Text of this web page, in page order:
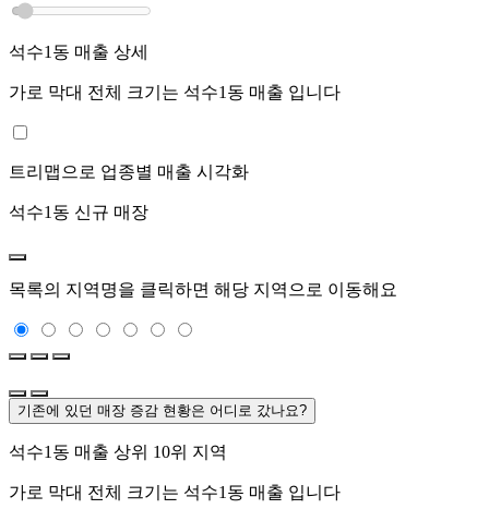
석수1동 매출 상세
가로 막대 전체 크기는 석수1동 매출 입니다
트리맵으로 업종별 매출 시각화
석수1동 신규 매장
목록의 지역명을 클릭하면 해당 지역으로 이동해요
기존에 있던 매장 증감 현황은 어디로 갔나요?
석수1동 매출 상위 10위 지역
가로 막대 전체 크기는 석수1동 매출 입니다